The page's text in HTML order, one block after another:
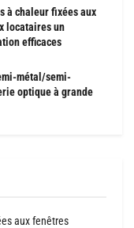
à chaleur fixées aux
locataires un
efficaces
métal/semi-
optique à grande
aux fenêtres